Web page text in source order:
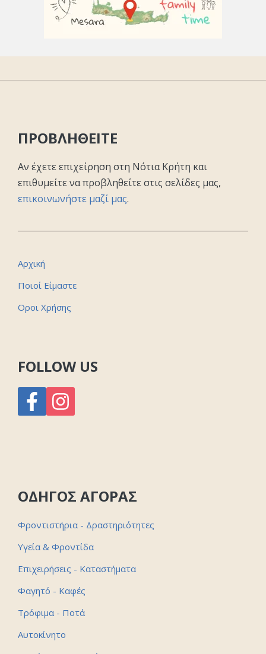
ΠΡΟΒΛΗΘΕΙΤΕ
Αν έχετε επιχείρηση στη Νότια Κρήτη και
επιθυμείτε να προβληθείτε στις σελίδες μας,
επικοινωνήστε μαζί μας.
Αρχική
Ποιοί Είμαστε
Οροι Χρήσης
FOLLOW US
ΟΔΗΓΟΣ ΑΓΟΡΑΣ
Φροντιστήρια - Δραστηριότητες
Υγεία & Φροντίδα
Επιχειρήσεις - Καταστήματα
Φαγητό - Καφές
Τρόφιμα - Ποτά
Αυτοκίνητο